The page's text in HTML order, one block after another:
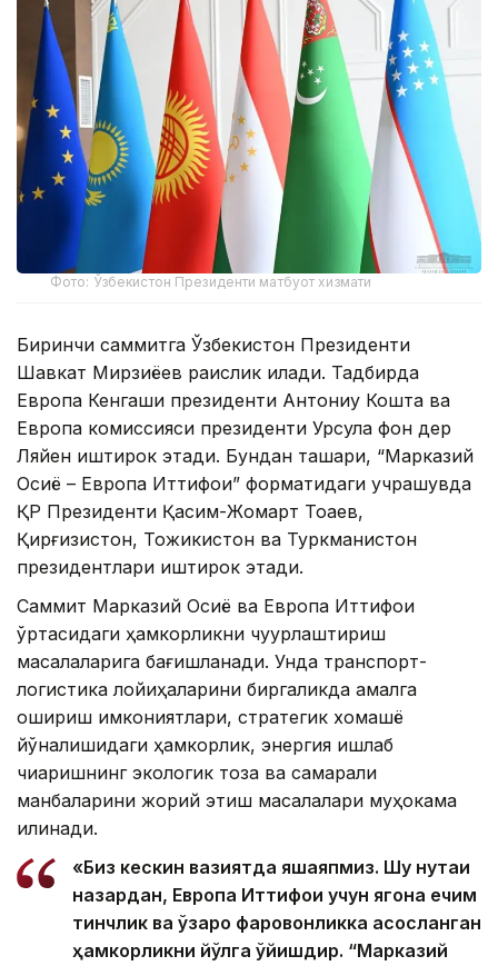
Фото: Ўзбекистон Президенти матбуот хизмати
Биринчи саммитга Ўзбекистон Президенти
Шавкат Мирзиёев раислик қилади. Тадбирда
Европа Кенгаши президенти Антониу Кошта ва
Европа комиссияси президенти Урсула фон дер
Ляйен иштирок этади. Бундан ташқари, “Марказий
Осиё – Европа Иттифоқи” форматидаги учрашувда
ҚР Президенти Қасим-Жомарт Тоқаев,
Қирғизистон, Тожикистон ва Туркманистон
президентлари иштирок этади.
Саммит Марказий Осиё ва Европа Иттифоқи
ўртасидаги ҳамкорликни чуқурлаштириш
масалаларига бағишланади. Унда транспорт-
логистика лойиҳаларини биргаликда амалга
ошириш имкониятлари, стратегик хомашё
йўналишидаги ҳамкорлик, энергия ишлаб
чиқаришнинг экологик тоза ва самарали
манбаларини жорий этиш масалалари муҳокама
қилинади.
«Биз кескин вазиятда яшаяпмиз. Шу нуқтаи
назардан, Европа Иттифоқи учун ягона ечим
тинчлик ва ўзаро фаровонликка асосланган
ҳамкорликни йўлга қўйишдир. “Марказий